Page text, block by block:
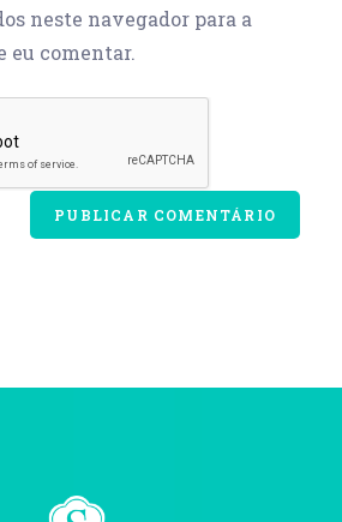
neste navegador para a
eu comentar.